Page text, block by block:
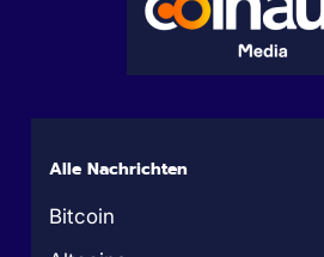
Alle Nachrichten
Bitcoin